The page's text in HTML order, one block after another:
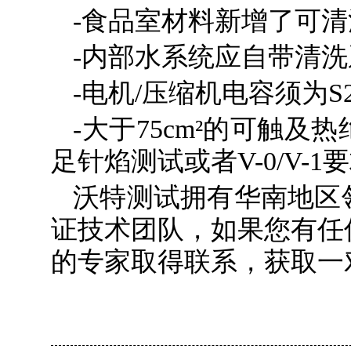
-食品室材料新增了可
-内部水系统应自带清
-电机/压缩机电容须为
-大于75cm²的可触及
足针焰测试或者V-0/V-1
沃特测试拥有华南地
证技术团队，如果您有
的专家取得联系，获取